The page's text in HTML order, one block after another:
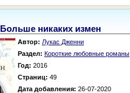
Больше никаких измен
Автор: Лукас Дженни
Раздел: Короткие любовные романы
Год: 2016
Страниц: 49
Дата добавления: 26-07-2020